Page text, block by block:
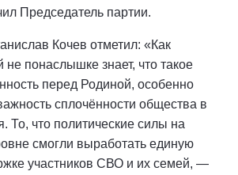
Председатель партии.
Кочев отметил: «Как
не понаслышке знает, что такое
перед Родиной, особенно
сплочённости общества в
То, что политические силы на
смогли выработать единую
участников СВО и их семей, —